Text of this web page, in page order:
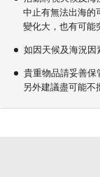
中止有無法出海的
變化大，也有可能
如因天候及海況因
貴重物品請妥善保
另外建議盡可能不